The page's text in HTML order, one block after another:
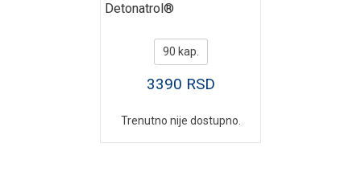
Detonatrol®
90 kap.
3390 RSD
Trenutno nije dostupno.